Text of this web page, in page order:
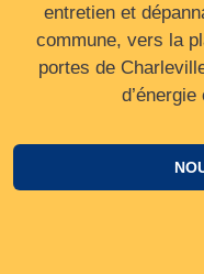
entretien et
commune, vers la
portes de